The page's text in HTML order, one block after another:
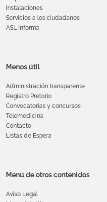
Instalaciones
Servicios a los ciudadanos
ASL informa
Menos útil
Administración transparente
Registro Pretorio
Convocatorias y concursos
Telemedicina
Contacto
Listas de Espera
Menú de otros contenidos
Aviso Legal